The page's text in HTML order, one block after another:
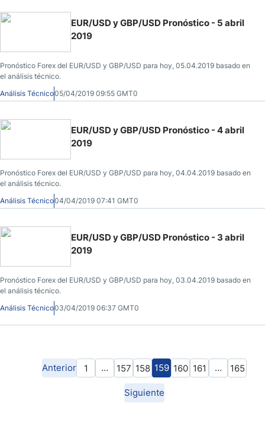
EUR/USD y GBP/USD Pronóstico - 5 abril
2019
Pronóstico Forex del EUR/USD y GBP/USD para hoy, 05.04.2019 basado en
el análisis técnico.
Análisis Técnico05/04/2019 09:55 GMT0
EUR/USD y GBP/USD Pronóstico - 4 abril
2019
Pronóstico Forex del EUR/USD y GBP/USD para hoy, 04.04.2019 basado en
el análisis técnico.
Análisis Técnico04/04/2019 07:41 GMT0
EUR/USD y GBP/USD Pronóstico - 3 abril
2019
Pronóstico Forex del EUR/USD y GBP/USD para hoy, 03.04.2019 basado en
el análisis técnico.
Análisis Técnico03/04/2019 06:37 GMT0
Anterior 1 … 157 158 159 160 161 … 165
Siguiente